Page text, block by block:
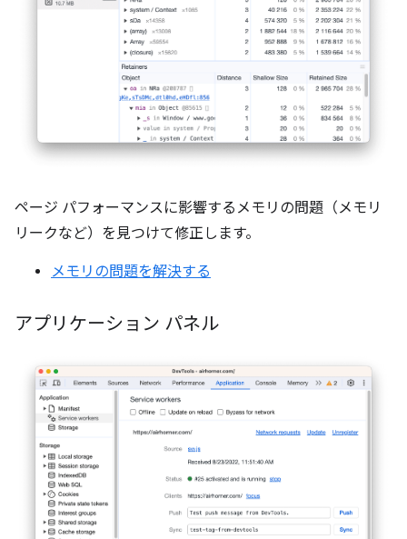
ページ パフォーマンスに影響するメモリの問題（メモリ
リークなど）を見つけて修正します。
メモリの問題を解決する
アプリケーション パネル